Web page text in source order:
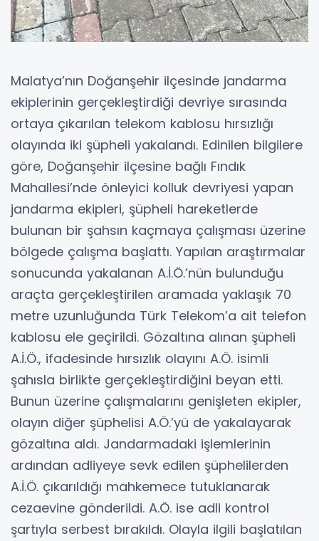
Malatya’nın Doğanşehir ilçesinde jandarma
ekiplerinin gerçekleştirdiği devriye sırasında
ortaya çıkarılan telekom kablosu hırsızlığı
olayında iki şüpheli yakalandı. Edinilen bilgilere
göre, Doğanşehir ilçesine bağlı Fındık
Mahallesi’nde önleyici kolluk devriyesi yapan
jandarma ekipleri, şüpheli hareketlerde
bulunan bir şahsın kaçmaya çalışması üzerine
bölgede çalışma başlattı. Yapılan araştırmalar
sonucunda yakalanan A.İ.Ö.’nün bulunduğu
araçta gerçekleştirilen aramada yaklaşık 70
metre uzunluğunda Türk Telekom’a ait telefon
kablosu ele geçirildi. Gözaltına alınan şüpheli
A.İ.Ö., ifadesinde hırsızlık olayını A.Ö. isimli
şahısla birlikte gerçekleştirdiğini beyan etti.
Bunun üzerine çalışmalarını genişleten ekipler,
olayın diğer şüphelisi A.Ö.’yü de yakalayarak
gözaltına aldı. Jandarmadaki işlemlerinin
ardından adliyeye sevk edilen şüphelilerden
A.İ.Ö. çıkarıldığı mahkemece tutuklanarak
cezaevine gönderildi. A.Ö. ise adli kontrol
şartıyla serbest bırakıldı. Olayla ilgili başlatılan